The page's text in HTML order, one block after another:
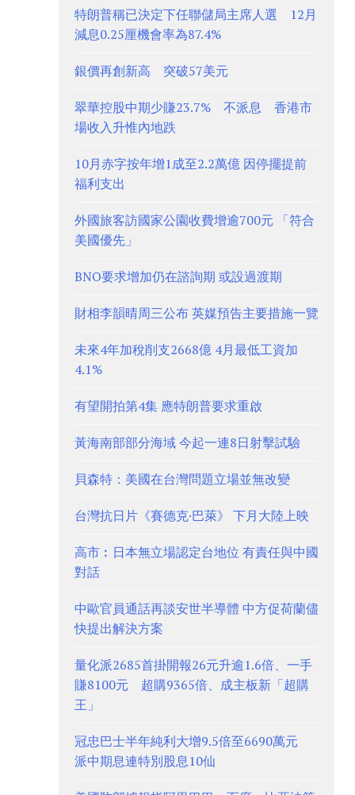
特朗普稱已決定下任聯儲局主席人選 12月
減息0.25厘機會率為87.4%
銀價再創新高 突破57美元
翠華控股中期少賺23.7% 不派息 香港市
場收入升惟內地跌
10月赤字按年增1成至2.2萬億 因停擺提前
福利支出
外國旅客訪國家公園收費增逾700元 「符合
美國優先」
BNO要求增加仍在諮詢期 或設過渡期
財相李韻晴周三公布 英媒預告主要措施一覽
未來4年加稅削支2668億 4月最低工資加
4.1%
有望開拍第4集 應特朗普要求重啟
黃海南部部分海域 今起一連8日射擊試驗
貝森特：美國在台灣問題立場並無改變
台灣抗日片《賽德克·巴萊》 下月大陸上映
高市︰日本無立場認定台地位 有責任與中國
對話
中歐官員通話再談安世半導體 中方促荷蘭儘
快提出解決方案
量化派2685首掛開報26元升逾1.6倍、一手
賺8100元 超購9365倍、成主板新「超購
王」
冠忠巴士半年純利大增9.5倍至6690萬元
派中期息連特別股息10仙